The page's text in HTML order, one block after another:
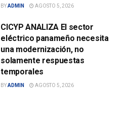
BYADMIN AGOSTO 5, 2026
CICYP ANALIZA El sector
eléctrico panameño necesita
una modernización, no
solamente respuestas
temporales
BYADMIN AGOSTO 5, 2026